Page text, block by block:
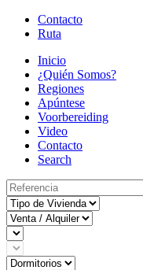
Contacto
Ruta
Inicio
¿Quién Somos?
Regiones
Apúntese
Voorbereiding
Video
Contacto
Search